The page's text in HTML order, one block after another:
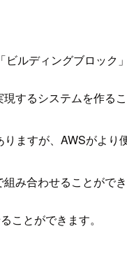
ルディングブロック」
するシステムを作る
ますが、AWSがより
み合わせることができ
ことができます。